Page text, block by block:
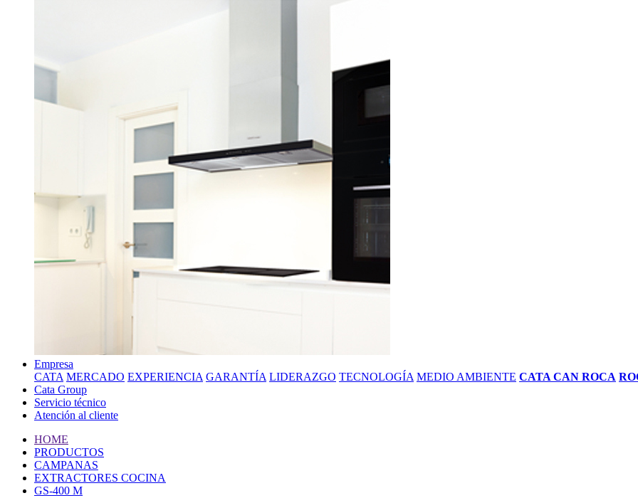
Empresa
CATA MERCADO EXPERIENCIA GARANTÍA LIDERAZGO TECNOLOGÍA MEDIO AMBIENTE CATA CAN ROCA
Cata Group
Servicio técnico
Atención al cliente
HOME
PRODUCTOS
CAMPANAS
EXTRACTORES COCINA
GS-400 M